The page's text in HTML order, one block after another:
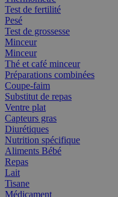
Test de fertilité
Pesé
Test de grossesse
Minceur
Minceur
Thé et café minceur
Préparations combinées
Coupe-faim
Substitut de repas
Ventre plat
Capteurs gras
Diurétiques
Nutrition spécifique
Aliments Bébé
Repas
Lait
Tisane
Médicament